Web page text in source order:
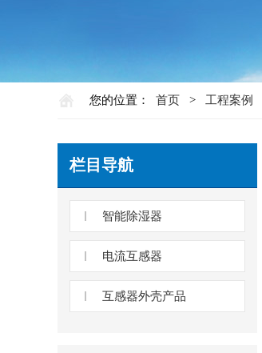
您的位置： 首页 > 工程案例
栏目导航
智能除湿器
电流互感器
互感器外壳产品